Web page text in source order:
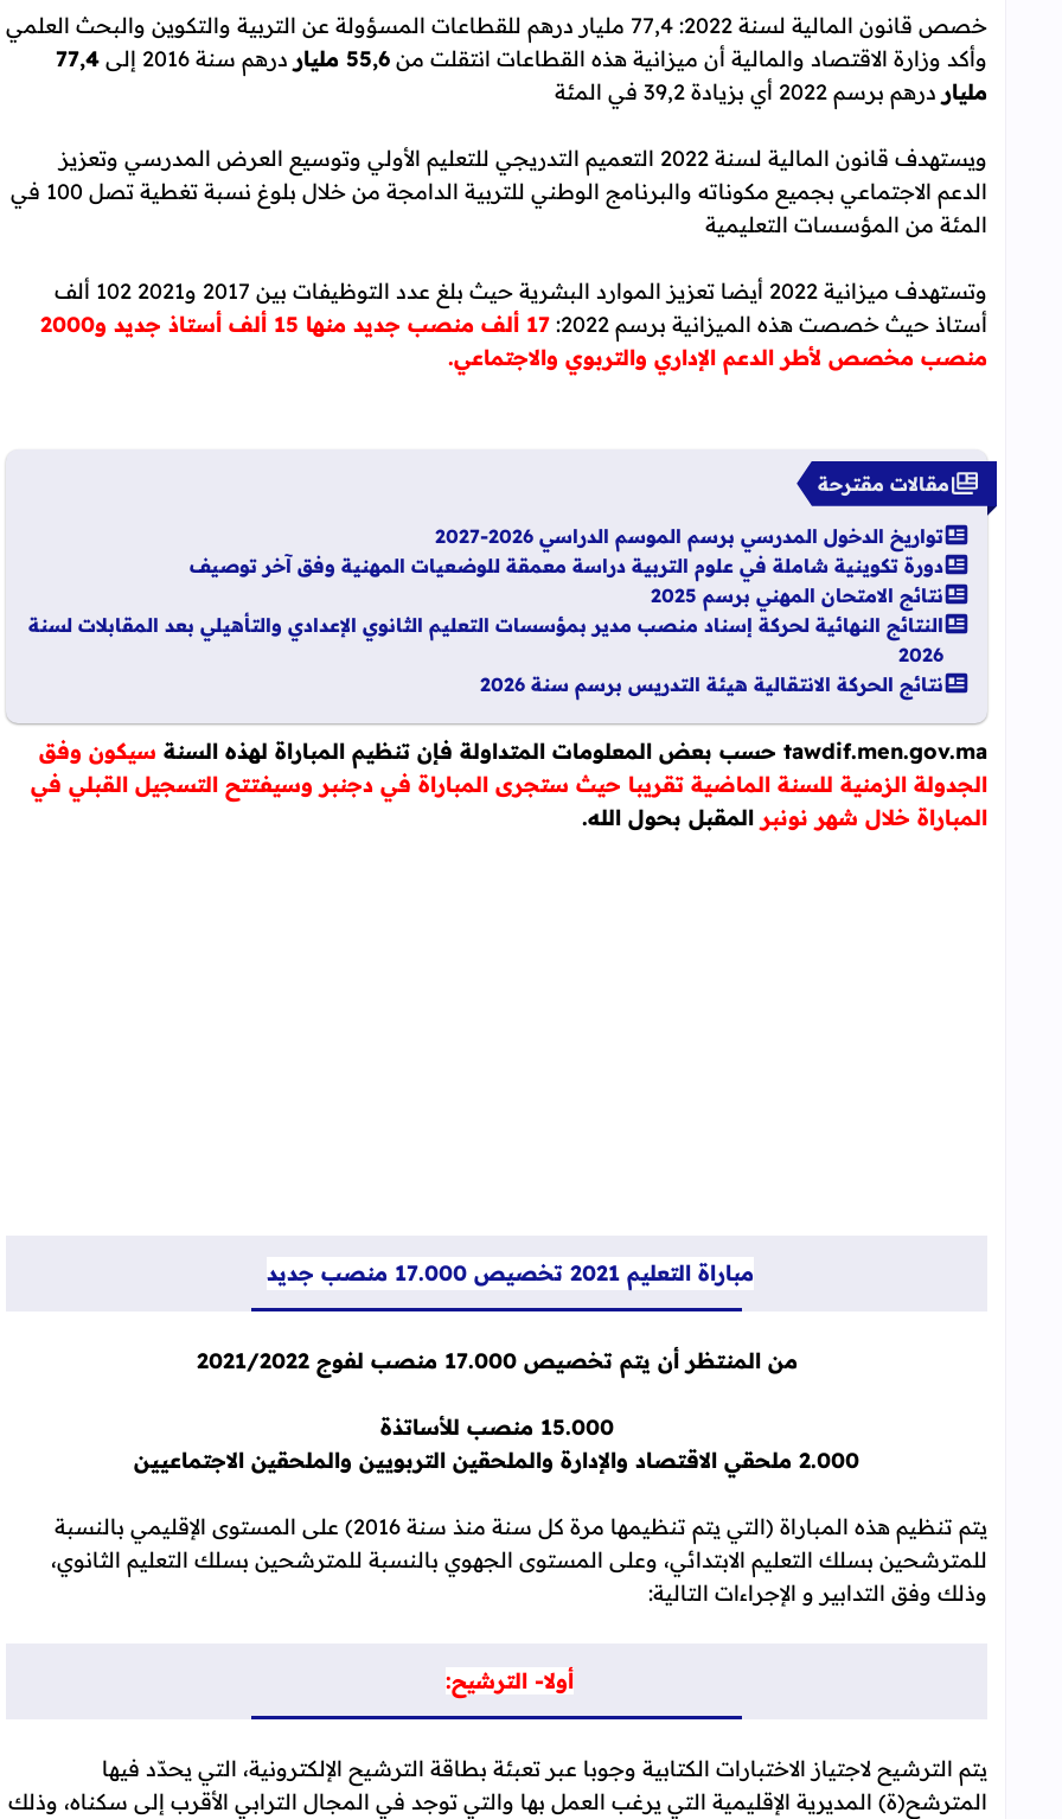
خصص قانون المالية لسنة 2022: 77,4 مليار درهم للقطاعات المسؤولة عن التربية والتكوين والبحث العلمي
وأكد وزارة الاقتصاد والمالية أن ميزانية هذه القطاعات انتقلت من 55,6 مليار درهم سنة 2016 إلى
77,4
مليار درهم برسم 2022 أي بزيادة 39,2 في المئة
ويستهدف قانون المالية لسنة 2022 التعميم التدريجي للتعليم الأولي وتوسيع العرض المدرسي وتعزيز
الدعم الاجتماعي بجميع مكوناته والبرنامج الوطني للتربية الدامجة من خلال بلوغ نسبة تغطية تصل 100 في
المئة من المؤسسات التعليمية
وتستهدف ميزانية 2022 أيضا تعزيز الموارد البشرية حيث بلغ عدد التوظيفات بين 2017 و2021 102 ألف
أستاذ حيث خصصت هذه الميزانية برسم 2022:
17 ألف منصب جديد منها 15 ألف أستاذ جديد و2000
منصب مخصص لأطر الدعم الإداري والتربوي والاجتماعي.
مقالات مقترحة
تواريخ الدخول المدرسي برسم الموسم الدراسي 2026-2027
دورة تكوينية شاملة في علوم التربية دراسة معمقة للوضعيات المهنية وفق آخر توصيف
نتائج الامتحان المهني برسم 2025
النتائج النهائية لحركة إسناد منصب مدير بمؤسسات التعليم الثانوي الإعدادي والتأهيلي بعد المقابلات لسنة
2026
نتائج الحركة الانتقالية هيئة التدريس برسم سنة 2026
tawdif.men.gov.ma حسب بعض المعلومات المتداولة فإن تنظيم المباراة لهذه السنة سيكون وفق
الجدولة الزمنية للسنة الماضية تقريبا حيث ستجرى المباراة في دجنبر وسيفتتح التسجيل القبلي في
المباراة خلال شهر نونبر المقبل بحول الله.
مباراة التعليم 2021 تخصيص 17.000 منصب جديد
من المنتظر أن يتم تخصيص 17.000 منصب لفوج 2021/2022
15.000 منصب للأساتذة
2.000 ملحقي الاقتصاد والإدارة والملحقين التربويين والملحقين الاجتماعيين
يتم تنظيم هذه المباراة (التي يتم تنظيمها مرة كل سنة منذ سنة 2016) على المستوى الإقليمي بالنسبة
للمترشحين بسلك التعليم الابتدائي، وعلى المستوى الجهوي بالنسبة للمترشحين بسلك التعليم الثانوي،
وذلك وفق التدابير و الإجراءات التالية:
أولا- الترشيح:
يتم الترشيح لاجتياز الاختبارات الكتابية وجوبا عبر تعبئة بطاقة الترشيح الإلكترونية، التي يحدّد فيها
المترشح(ة) المديرية الإقليمية التي يرغب العمل بها والتي توجد في المجال الترابي الأقرب إلى سكناه، وذلك